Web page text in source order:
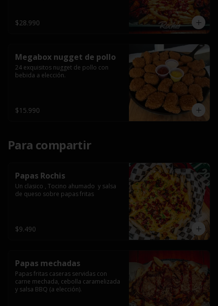
$28.990
Megabox nugget de pollo
24 exquisitos nugget de pollo con
bebida a elección.
$15.990
Para compartir
Papas Rochis
Un clasico , Tocino ahumado  y salsa
de queso sobre papas fritas
$9.490
Papas mechadas
Papas fritas caseras servidas con
carne mechada, cebolla caramelizada
y salsa BBQ (a elección).